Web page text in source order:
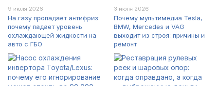
9 июля 2026
На газу пропадает антифриз:
почему падает уровень
охлаждающей жидкости на
авто с ГБО
3 июля 2026
Почему мультимедиа Tesla,
BMW, Mercedes и VAG
выходит из строя: причины и
ремонт